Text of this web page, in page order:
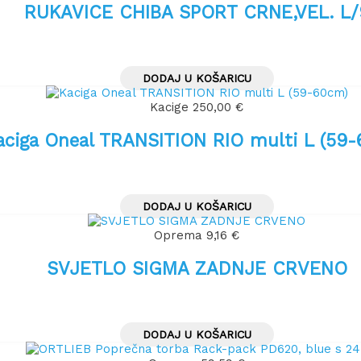
RUKAVICE CHIBA SPORT CRNE,VEL.
DODAJ U KOŠARICU
Kacige 250,00 €
Oneal TRANSITION RIO multi L
DODAJ U KOŠARICU
Oprema 9,16 €
SVJETLO SIGMA ZADNJE CRVENO
DODAJ U KOŠARICU